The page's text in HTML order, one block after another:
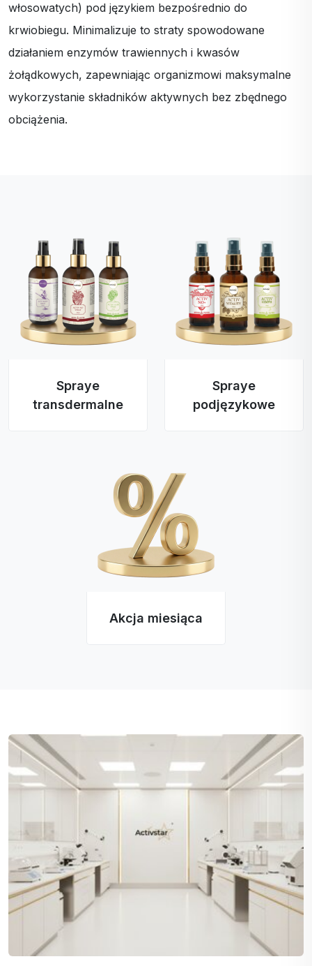
włosowatych) pod językiem bezpośrednio do
krwiobiegu. Minimalizuje to straty spowodowane
działaniem enzymów trawiennych i kwasów
żołądkowych, zapewniając organizmowi maksymalne
wykorzystanie składników aktywnych bez zbędnego
obciążenia.
Spraye
transdermalne
Spraye
podjęzykowe
Akcja miesiąca